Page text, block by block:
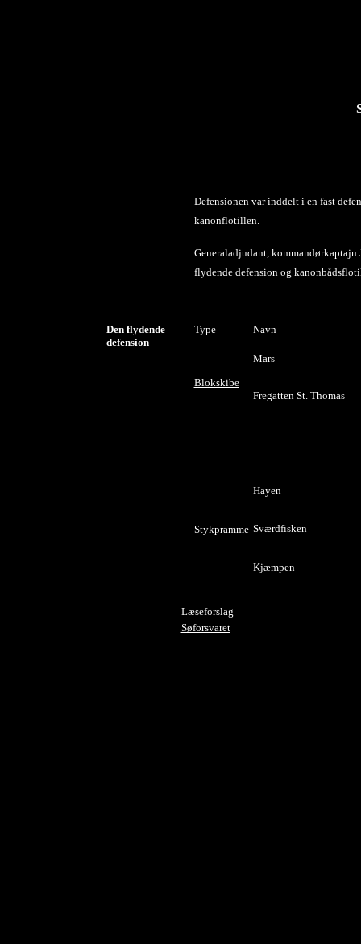
Defensionen var inddelt i en fast
kanonflotillen.
Generaladjudant,
flydende defension og
Den flydende
defension
Type Navn
Blokskibe
Mars
Fregatten St. Thomas
Stykpramme
Hayen
Sværdfisken
Kjæmpen
Læseforslag
Søforsvaret